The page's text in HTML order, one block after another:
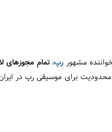
مشهور رپ،تمام مجوزهای
محدودیت برای موسیقی رپ در